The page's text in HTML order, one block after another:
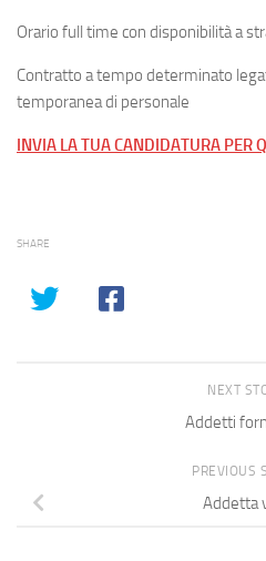
Orario full time con disponibilità a
Contratto a tempo determinato
temporanea di personale
INVIA LA TUA CANDIDATURA PER
SHARE
NEXT
Addetti
PREVIOUS
Addetta